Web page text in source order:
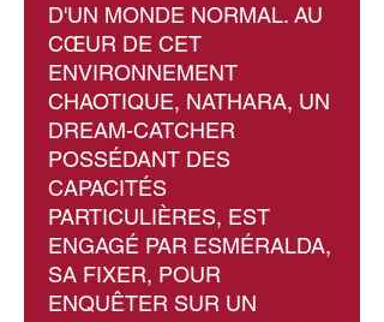
D'UN MONDE NORMAL. AU
CŒUR DE CET
ENVIRONNEMENT
CHAOTIQUE, NATHARA, UN
DREAM-CATCHER
POSSÉDANT DES
CAPACITÉS
PARTICULIÈRES, EST
ENGAGÉ PAR ESMÉRALDA,
SA FIXER, POUR
ENQUÊTER SUR UN